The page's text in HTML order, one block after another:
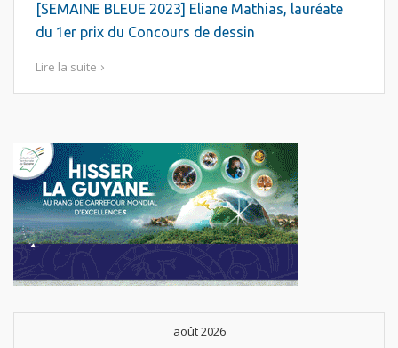
[SEMAINE BLEUE 2023] Eliane Mathias, lauréate
du 1er prix du Concours de dessin
Lire la suite
août 2026